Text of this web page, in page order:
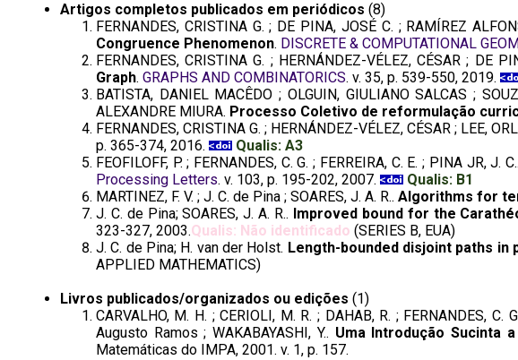
Artigos completos publicados em periódicos (8)
FERNANDES, CRISTINA G. ; DE PINA, JOSÉ C. ; RAMÍREZ
Congruence Phenomenon. DISCRETE & COMPUTATIONAL
FERNANDES, CRISTINA G. ; HERNÁNDEZ-VÉLEZ, CÉSAR ; DE
Graph. GRAPHS AND COMBINATORICS. v. 35, p. 539-550, 2019.
BATISTA, DANIEL MACÊDO ; OLGUIN, GIULIANO SALCAS ;
ALEXANDRE MIURA. Processo Coletivo de reformulação
FERNANDES, CRISTINA G. ; HERNÁNDEZ-VÉLEZ, CÉSAR ; LEE,
p. 365-374, 2016.
Qualis: A3
FEOFILOFF, P. ; FERNANDES, C. G. ; FERREIRA, C. E. ; PINA JR, J. C..
Processing Letters. v. 103, p. 195-202, 2007.
Qualis: B1
MARTINEZ, F. V. ; J. C. de Pina ; SOARES, J. A. R.. Algorithms for
J. C. de Pina; SOARES, J. A. R.. Improved bound for the
323-327, 2003.Qualis: Não identificado (SERIES B, EUA)
J. C. de Pina; H. van der Holst. Length-bounded disjoint paths in
APPLIED MATHEMATICS)
Livros publicados/organizados ou edições (1)
CARVALHO, M. H. ; CERIOLI, M. R. ; DAHAB, R. ; FERNANDES, C.
Augusto Ramos ; WAKABAYASHI, Y.. Uma Introdução Sucinta
Matemáticas do IMPA, 2001. v. 1, p. 157.